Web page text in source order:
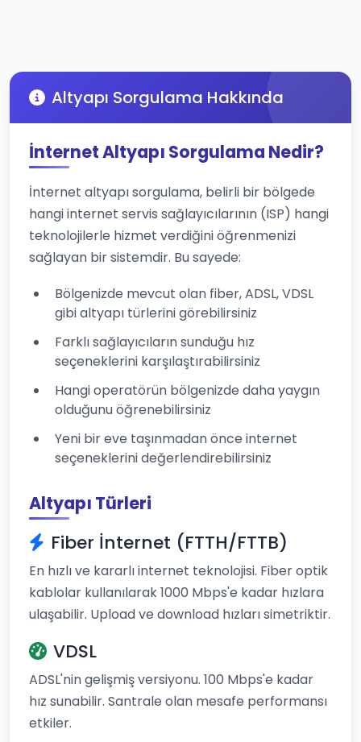
Altyapı Sorgulama Hakkında
İnternet Altyapı Sorgulama Nedir?
İnternet altyapı sorgulama, belirli bir bölgede
hangi internet servis sağlayıcılarının (ISP) hangi
teknolojilerle hizmet verdiğini öğrenmenizi
sağlayan bir sistemdir. Bu sayede:
Bölgenizde mevcut olan fiber, ADSL, VDSL
gibi altyapı türlerini görebilirsiniz
Farklı sağlayıcıların sunduğu hız
seçeneklerini karşılaştırabilirsiniz
Hangi operatörün bölgenizde daha yaygın
olduğunu öğrenebilirsiniz
Yeni bir eve taşınmadan önce internet
seçeneklerini değerlendirebilirsiniz
Altyapı Türleri
Fiber İnternet (FTTH/FTTB)
En hızlı ve kararlı internet teknolojisi. Fiber optik
kablolar kullanılarak 1000 Mbps'e kadar hızlara
ulaşabilir. Upload ve download hızları simetriktir.
VDSL
ADSL'nin gelişmiş versiyonu. 100 Mbps'e kadar
hız sunabilir. Santrale olan mesafe performansı
etkiler.